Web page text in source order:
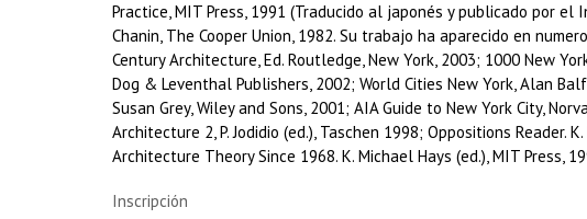
Practice, MIT Press, 1991 (Traducido al japonés y publicado por
Chanin, The Cooper Union, 1982. Su trabajo ha aparecido en
Century Architecture, Ed. Routledge, New York, 2003; 1000 New
Dog & Leventhal Publishers, 2002; World Cities New York, Alan
Susan Grey, Wiley and Sons, 2001; AIA Guide to New York City,
Architecture 2, P. Jodidio (ed.), Taschen 1998; Oppositions Reader.
Architecture Theory Since 1968. K. Michael Hays (ed.), MIT Press,
Inscripción